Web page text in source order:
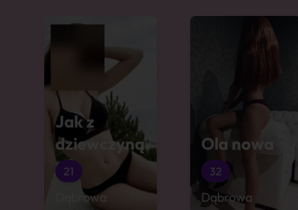
Jak z
dziewczyną
21
Dąbrowa
Ola nowa
32
Dąbrowa